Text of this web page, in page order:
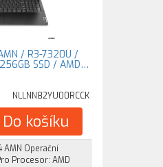
/ R3-7320U /
SSD / AMD…
NLLNN82YU00RCCK
Do košíku
AMN Operační
Procesor: AMD